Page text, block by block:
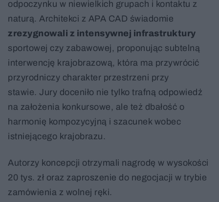
odpoczynku w niewielkich grupach i kontaktu z
naturą. Architekci z APA CAD świadomie
zrezygnowali z intensywnej infrastruktury
sportowej czy zabawowej, proponując subtelną
interwencję krajobrazową, która ma przywrócić
przyrodniczy charakter przestrzeni przy
stawie. Jury doceniło nie tylko trafną odpowiedź
na założenia konkursowe, ale też dbałość o
harmonię kompozycyjną i szacunek wobec
istniejącego krajobrazu.
Autorzy koncepcji otrzymali nagrodę w wysokości
20 tys. zł oraz zaproszenie do negocjacji w trybie
zamówienia z wolnej ręki.